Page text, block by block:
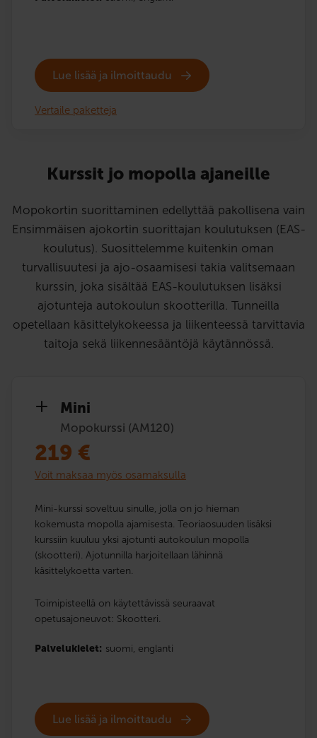
Lue lisää ja ilmoittaudu
Vertaile paketteja
Kurssit jo mopolla ajaneille
Mopokortin suorittaminen edellyttää pakollisena vain
Ensimmäisen ajokortin suorittajan koulutuksen (EAS-
koulutus). Suosittelemme kuitenkin oman
turvallisuutesi ja ajo-osaamisesi takia valitsemaan
kurssin, joka sisältää EAS-koulutuksen lisäksi
ajotunteja autokoulun skootterilla. Tunneilla
opetellaan käsittelykokeessa ja liikenteessä tarvittavia
taitoja sekä liikennesääntöjä käytännössä.
Mini
Mopokurssi (AM120)
219 €
Voit maksaa myös osamaksulla
Mini-kurssi soveltuu sinulle, jolla on jo hieman
kokemusta mopolla ajamisesta. Teoriaosuuden lisäksi
kurssiin kuuluu yksi ajotunti autokoulun mopolla
(skootteri). Ajotunnilla harjoitellaan lähinnä
käsittelykoetta varten.
Toimipisteellä on käytettävissä seuraavat
opetusajoneuvot: Skootteri.
Palvelukielet: suomi, englanti
Lue lisää ja ilmoittaudu